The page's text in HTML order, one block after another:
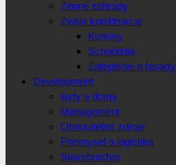
Zimné záhrady
Zvislé konštrukcie
Komíny
Schodištia
Zateplenie a fasády
Development
Byty a domy
Management
Obnoviteľné zdroje
Priemysel a logistika
Stavebníctvo